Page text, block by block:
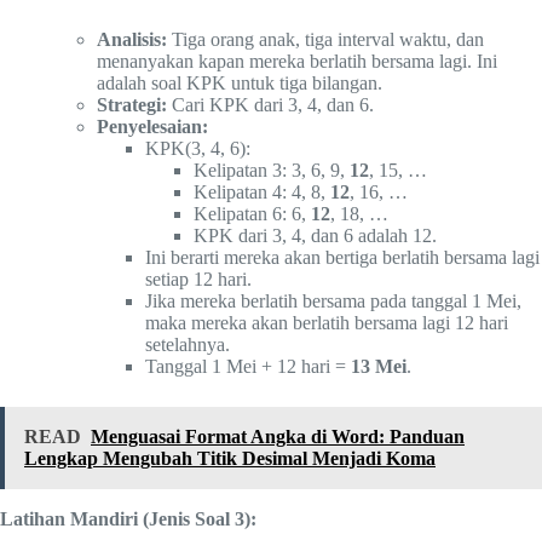
Analisis: Tiga orang anak, tiga interval waktu, dan
menanyakan kapan mereka berlatih bersama lagi. Ini
adalah soal KPK untuk tiga bilangan.
Strategi: Cari KPK dari 3, 4, dan 6.
Penyelesaian:
KPK(3, 4, 6):
Kelipatan 3: 3, 6, 9, 12, 15, …
Kelipatan 4: 4, 8, 12, 16, …
Kelipatan 6: 6, 12, 18, …
KPK dari 3, 4, dan 6 adalah 12.
Ini berarti mereka akan bertiga berlatih bersama lagi
setiap 12 hari.
Jika mereka berlatih bersama pada tanggal 1 Mei,
maka mereka akan berlatih bersama lagi 12 hari
setelahnya.
Tanggal 1 Mei + 12 hari = 13 Mei.
READ Menguasai Format Angka di Word: Panduan
Lengkap Mengubah Titik Desimal Menjadi Koma
Latihan Mandiri (Jenis Soal 3):